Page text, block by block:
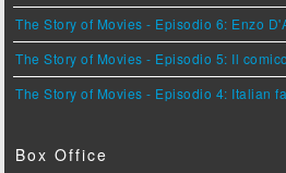
The Story of Movies - Episodio 6: Enzo
The Story of Movies - Episodio 5: Il
The Story of Movies - Episodio 4: Italian
Box Office